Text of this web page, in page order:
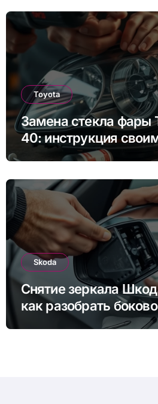
Toyota
Замена стекла фары
40: инструкция
Skoda
Снятие зеркала
как разобрать
снять зеркальный